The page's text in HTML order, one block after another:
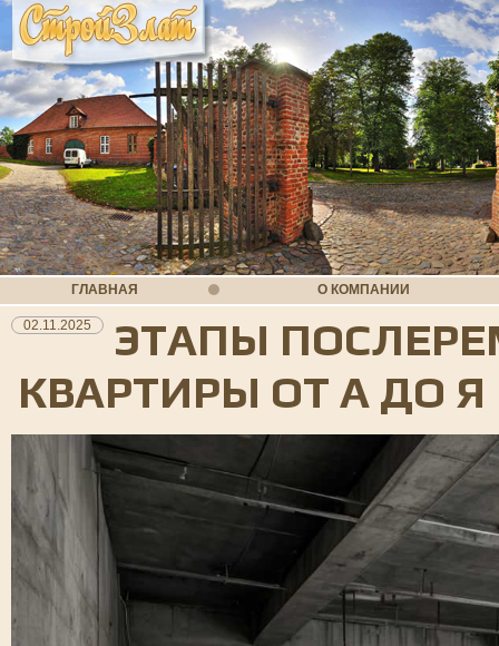
ГЛАВНАЯ О КОМПАНИИ
02.11.2025
ЭТАПЫ
КВАРТИРЫ ОТ А ДО Я